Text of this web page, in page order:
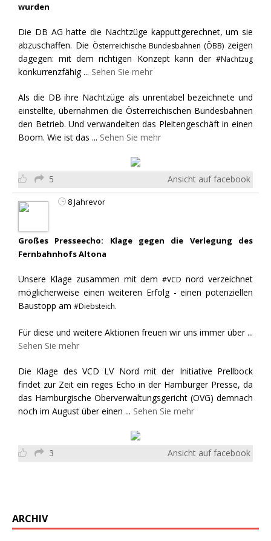
wurden
Die DB AG hatte die Nachtzüge kapputtgerechnet, um sie
abzuschaffen. Die Österreichische Bundesbahnen (ÖBB) zeigen
dagegen: mit dem richtigen Konzept kann der #Nachtzug
konkurrenzfähig... Sehen Sie mehr
Als die DB ihre Nachtzüge als unrentabel bezeichnete und
einstellte, übernahmen die Österreichischen Bundesbahnen
den Betrieb. Und verwandelten das Pleitengeschäft in einen
Boom. Wie ist das ... Sehen Sie mehr
5 Ansicht auf facebook
8 Jahrevor
Großes Presseecho: Klage gegen die Verlegung des
Fernbahnhofs Altona
Unsere Klage zusammen mit dem#VCD nord verzeichnet
möglicherweise einen weiteren Erfolg - einen potenziellen
Baustopp am #Diebsteich.
Für diese und weitere Aktionen freuen wir uns immer über...
Sehen Sie mehr
Die Klage des VCD LV Nord mit der Initiative Prellbock
findet zur Zeit ein reges Echo in der Hamburger Presse, da
das Hamburgische Oberverwaltungsgericht (OVG) demnach
noch im August über einen ... Sehen Sie mehr
3 Ansicht auf facebook
ARCHIV